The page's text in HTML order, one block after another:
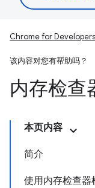
Chrome for Developers
该内容对您有帮助吗？
内存检查
本页内容
简介
使用内存检查器